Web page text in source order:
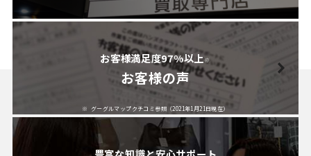
お客様満足度97%以上※
お客様の声
グーグルマップクチコミ参照（2021年1月21日現在）